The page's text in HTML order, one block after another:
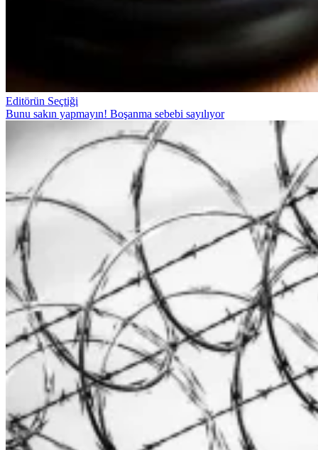
Editörün Seçtiği
Bunu sakın yapmayın! Boşanma sebebi sayılıyor